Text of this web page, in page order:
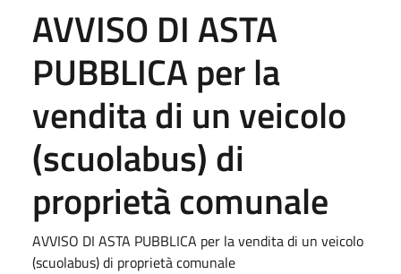
AVVISO DI ASTA
PUBBLICA per la
vendita di un veicolo
(scuolabus) di
proprietà comunale
AVVISO DI ASTA PUBBLICA per la vendita di un veicolo
(scuolabus) di proprietà comunale